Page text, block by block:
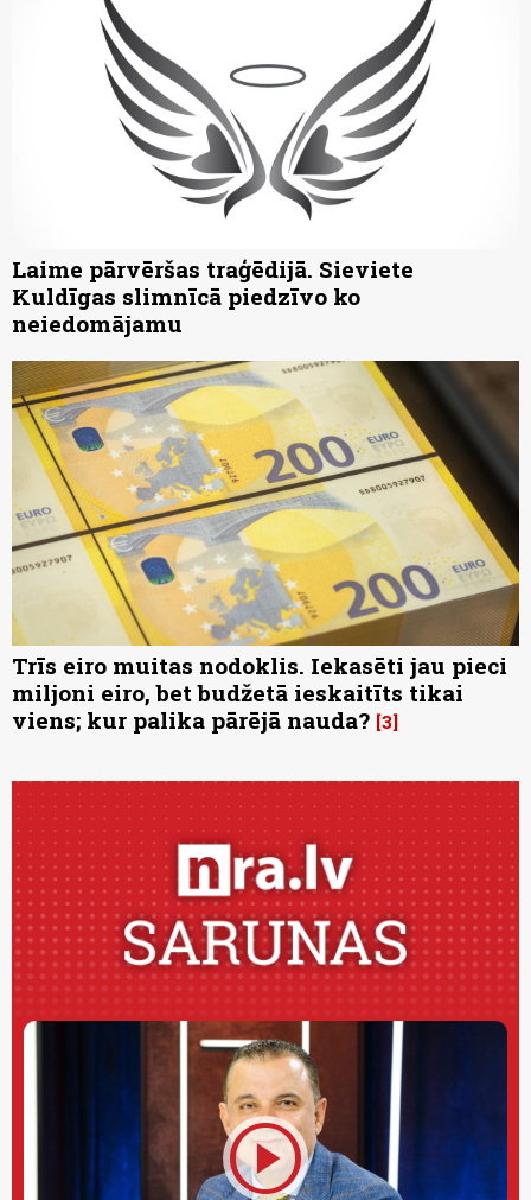
Laime pārvēršas traģēdijā. Sieviete
Kuldīgas slimnīcā piedzīvo ko
neiedomājamu
Trīs eiro muitas nodoklis. Iekasēti jau pieci
miljoni eiro, bet budžetā ieskaitīts tikai
viens; kur palika pārējā nauda? 3
play_circle